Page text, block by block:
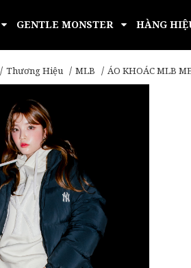
GENTLE MONSTER HÀNG
Thương Hiệu MLB ÁO KHOÁC MLB